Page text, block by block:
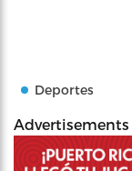
Deportes
Advertisements